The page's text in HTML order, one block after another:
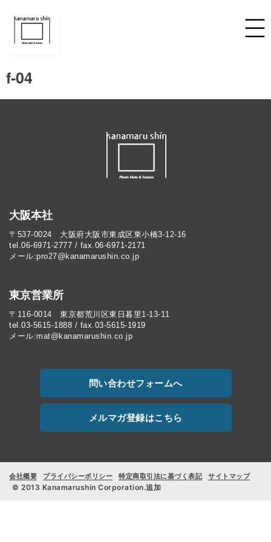
f-04
大阪本社
〒537-0024 大阪府大阪市東成区東小橋3-12-16
tel.06-6971-2777 / fax.06-6971-2171
メール:pro27@kanamarushin.co.jp​
東京営業所
〒116-0014 東京都荒川区東日暮里1-13-11
tel.03-5615-1888 / fax.03-5615-1919
メール:mat@kanamarushin.co.jp
問い合わせフォームへ
メルマガ登録はこちら
会社概要 プライバシーポリシー 特定商取引法に基づく表記 サイトマップ
© 2013 Kanamarushin Corporation.追加